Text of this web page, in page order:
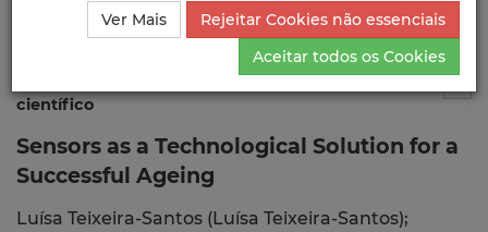
Ciência_Iscte Publicações
Descrição Detalhada da
Publicação
científico
Sensors as a Technological Solution for a
Successful Ageing
Luísa Teixeira-Santos (Luísa Teixeira-Santos);
Ver Mais
Rejeitar Cookies não essenciais
Aceitar todos os Cookies